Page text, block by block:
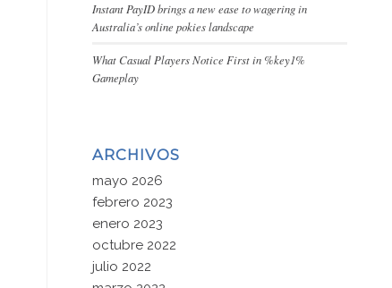
Instant PayID brings a new ease to wagering in
Australia’s online pokies landscape
What Casual Players Notice First in %key1%
Gameplay
ARCHIVOS
mayo 2026
febrero 2023
enero 2023
octubre 2022
julio 2022